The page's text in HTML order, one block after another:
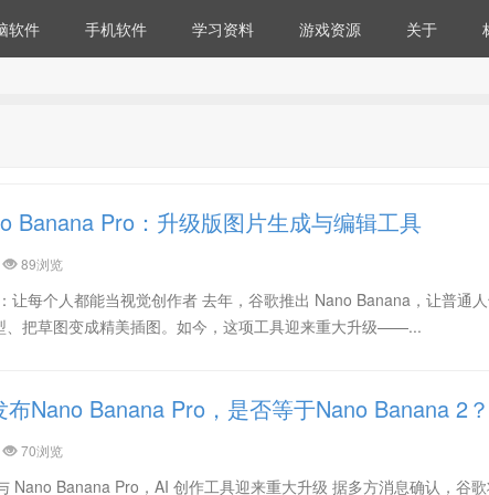
软件 手机软件 学习资料 游戏资源 关于
Banana Pro：升级版图片生成与编辑工具
89浏览
让每个人都能当视觉创作者 去年，谷歌推出 Nano Banana，让普通
、把草图变成精美插图。如今，这项工具迎来重大升级——...
Nano Banana Pro，是否等于Nano Banana 2？
70浏览
Nano Banana Pro，AI 创作工具迎来重大升级 据多方消息确认，谷